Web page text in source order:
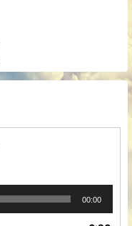
00:00